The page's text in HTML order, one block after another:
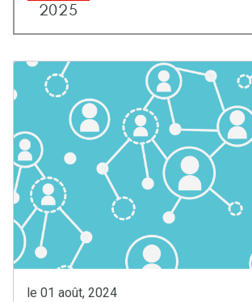
2025
le 01 août, 2024